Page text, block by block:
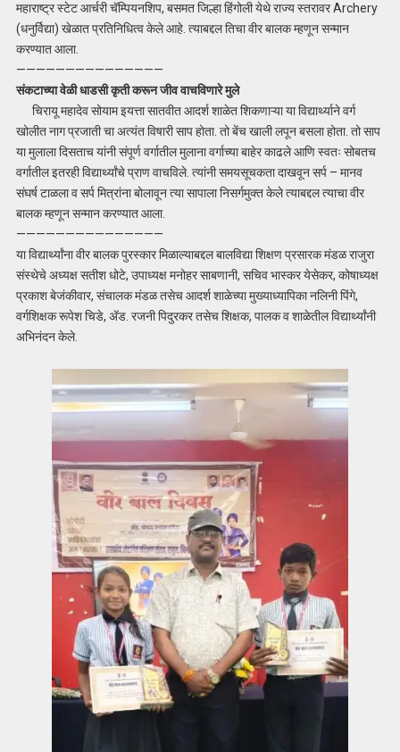
महाराष्ट्र स्टेट आर्चरी चॅम्पियनशिप, बसमत जिल्हा हिंगोली येथे राज्य स्तरावर Archery
(धनुर्विद्या) खेळात प्रतिनिधित्व केले आहे. त्याबद्दल तिचा वीर बालक म्हणून सन्मान
करण्यात आला.
———————————————
संकटाच्या वेळी धाडसी कृती करून जीव वाचविणारे मुले
चिरायू महादेव सोयाम इयत्ता सातवीत आदर्श शाळेत शिकणाऱ्या या विद्यार्थ्याने वर्ग
खोलीत नाग प्रजाती चा अत्यंत विषारी साप होता. तो बेंच खाली लपून बसला होता. तो साप
या मुलाला दिसताच यांनी संपूर्ण वर्गातील मुलाना वर्गाच्या बाहेर काढले आणि स्वतः सोबतच
वर्गातील इतरही विद्यार्थ्यांचे प्राण वाचविले. त्यांनी समयसूचकता दाखवून सर्प – मानव
संघर्ष टाळला व सर्प मित्रांना बोलावून त्या सापाला निसर्गमुक्त केले त्याबद्दल त्याचा वीर
बालक म्हणून सन्मान करण्यात आला.
———————————————
या विद्यार्थ्यांना वीर बालक पुरस्कार मिळाल्याबद्दल बालविद्या शिक्षण प्रसारक मंडळ राजुरा
संस्थेचे अध्यक्ष सतीश धोटे, उपाध्यक्ष मनोहर साबणानी, सचिव भास्कर येसेकर, कोषाध्यक्ष
प्रकाश बेजंकीवार, संचालक मंडळ तसेच आदर्श शाळेच्या मुख्याध्यापिका नलिनी पिंगे,
वर्गशिक्षक रूपेश चिडे, ॲड. रजनी पिदुरकर तसेच शिक्षक, पालक व शाळेतील विद्यार्थ्यांनी
अभिनंदन केले.